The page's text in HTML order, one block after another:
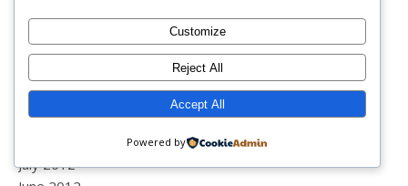
December 2012
November 2012
October 2012
September 2012
July 2012
Customize
Reject All
Accept All
Powered by